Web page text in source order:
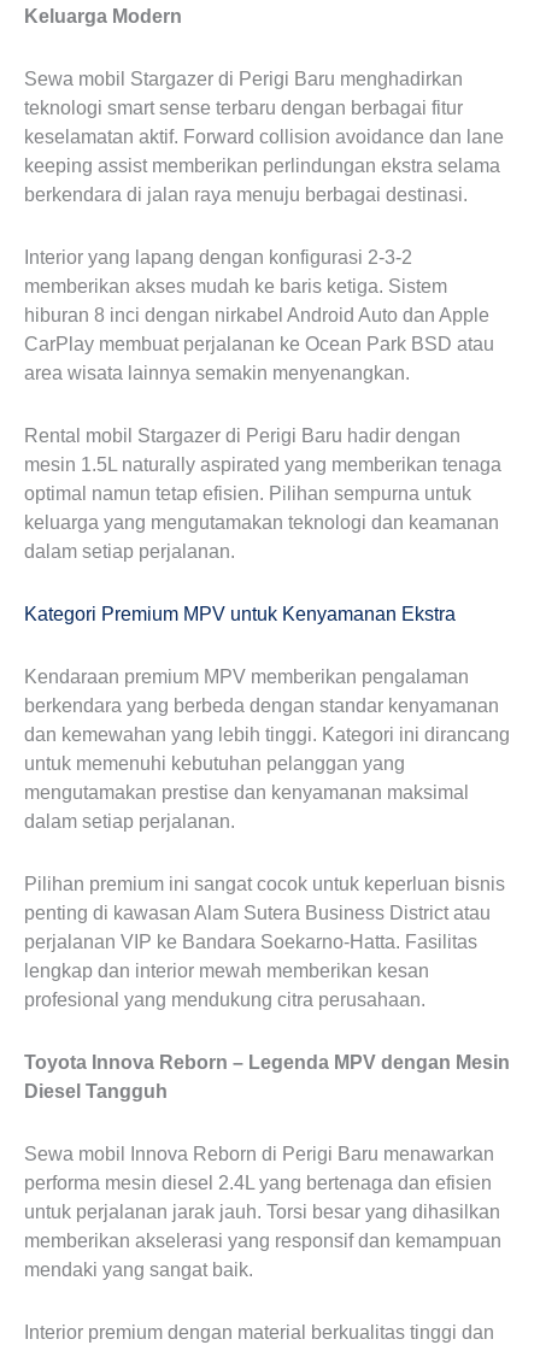
Keluarga Modern
Sewa mobil Stargazer di Perigi Baru menghadirkan
teknologi smart sense terbaru dengan berbagai fitur
keselamatan aktif. Forward collision avoidance dan lane
keeping assist memberikan perlindungan ekstra selama
berkendara di jalan raya menuju berbagai destinasi.
Interior yang lapang dengan konfigurasi 2-3-2
memberikan akses mudah ke baris ketiga. Sistem
hiburan 8 inci dengan nirkabel Android Auto dan Apple
CarPlay membuat perjalanan ke Ocean Park BSD atau
area wisata lainnya semakin menyenangkan.
Rental mobil Stargazer di Perigi Baru hadir dengan
mesin 1.5L naturally aspirated yang memberikan tenaga
optimal namun tetap efisien. Pilihan sempurna untuk
keluarga yang mengutamakan teknologi dan keamanan
dalam setiap perjalanan.
Kategori Premium MPV untuk Kenyamanan Ekstra
Kendaraan premium MPV memberikan pengalaman
berkendara yang berbeda dengan standar kenyamanan
dan kemewahan yang lebih tinggi. Kategori ini dirancang
untuk memenuhi kebutuhan pelanggan yang
mengutamakan prestise dan kenyamanan maksimal
dalam setiap perjalanan.
Pilihan premium ini sangat cocok untuk keperluan bisnis
penting di kawasan Alam Sutera Business District atau
perjalanan VIP ke Bandara Soekarno-Hatta. Fasilitas
lengkap dan interior mewah memberikan kesan
profesional yang mendukung citra perusahaan.
Toyota Innova Reborn – Legenda MPV dengan Mesin
Diesel Tangguh
Sewa mobil Innova Reborn di Perigi Baru menawarkan
performa mesin diesel 2.4L yang bertenaga dan efisien
untuk perjalanan jarak jauh. Torsi besar yang dihasilkan
memberikan akselerasi yang responsif dan kemampuan
mendaki yang sangat baik.
Interior premium dengan material berkualitas tinggi dan